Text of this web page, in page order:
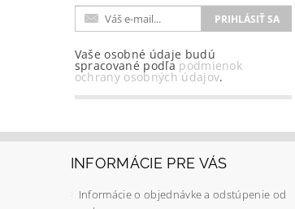
Vaše osobné údaje budú
spracované podľa podmienok
ochrany osobných údajov.
INFORMÁCIE PRE VÁS
Informácie o objednávke a odstúpenie od